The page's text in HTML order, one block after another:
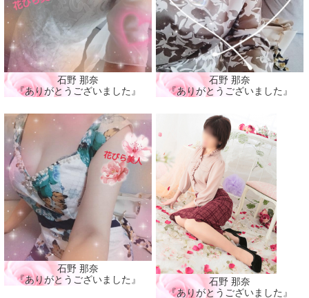
石野 那奈
『ありがとうございました』
石野 那奈
『ありがとうございました』
石野 那奈
『ありがとうございました』
石野 那奈
『ありがとうございました』